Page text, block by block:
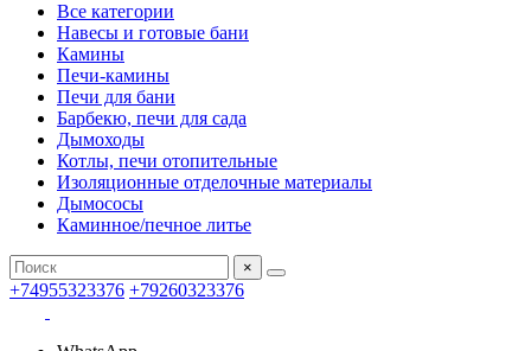
Все категории
Навесы и готовые бани
Камины
Печи-камины
Печи для бани
Барбекю, печи для сада
Дымоходы
Котлы, печи отопительные
Изоляционные отделочные материалы
Дымососы
Каминное/печное литье
×
+74955323376 +79260323376